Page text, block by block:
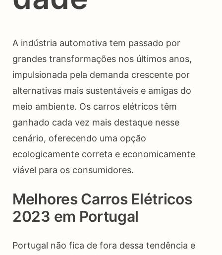
A indústria automotiva tem passado por
grandes transformações nos últimos anos,
impulsionada pela demanda crescente por
alternativas mais sustentáveis e amigas do
meio ambiente. Os carros elétricos têm
ganhado cada vez mais destaque nesse
cenário, oferecendo uma opção
ecologicamente correta e economicamente
viável para os consumidores.
Melhores Carros Elétricos
2023 em Portugal
Portugal não fica de fora dessa tendência e